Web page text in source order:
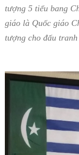
tượng 5 tiểu bang
giáo là Quốc giáo
tượng cho đấu